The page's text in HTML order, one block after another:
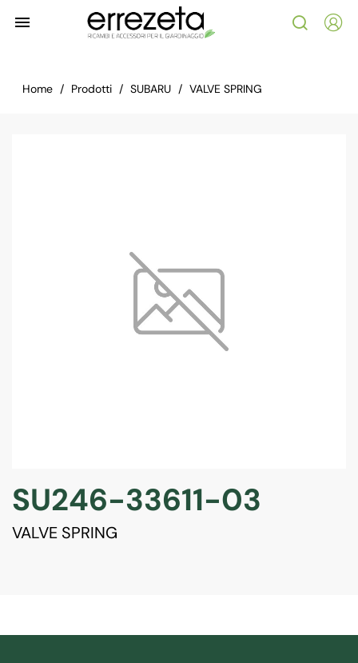

Home Prodotti SUBARU VALVE SPRING
SU246-33611-03
VALVE SPRING